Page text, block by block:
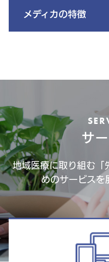
メディカの特徴
サ
地域医療に取り組む「
めのサービスを